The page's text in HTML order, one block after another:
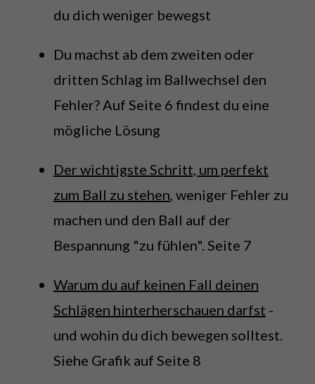
du dich weniger bewegst
Du machst ab dem zweiten oder
dritten Schlag im Ballwechsel den
Fehler? Auf Seite 6 findest du eine
mögliche Lösung
Der wichtigste Schritt, um perfekt
zum Ball zu stehen, weniger Fehler zu
machen und den Ball auf der
Bespannung "zu fühlen". Seite 7
Warum du auf keinen Fall deinen
Schlägen hinterherschauen darfst -
und wohin du dich bewegen solltest.
Siehe Grafik auf Seite 8